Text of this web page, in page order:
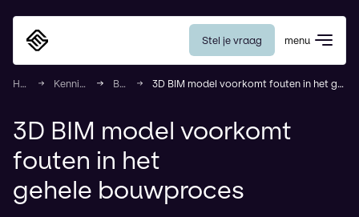
Stel je vraag menu
Home Kennisbank Blogs 3D BIM model voorkomt fouten in het gehele bouwproces
3D BIM model voorkomt
fouten in het
gehele bouwproces